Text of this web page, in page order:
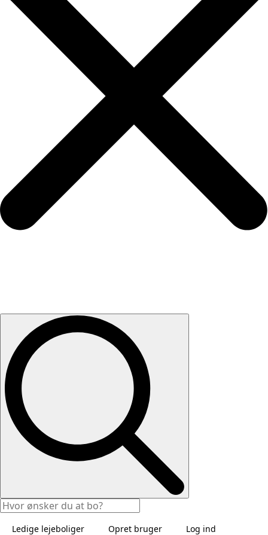
Ledige lejeboliger Opret bruger Log ind